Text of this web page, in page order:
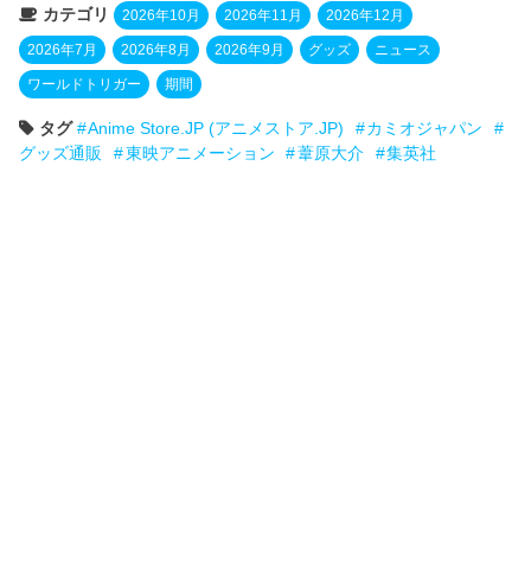
カテゴリ 2026年10月 2026年11月 2026年12月
2026年7月 2026年8月 2026年9月 グッズ ニュース
ワールドトリガー 期間
タグ Anime Store.JP (アニメストア.JP)
カミオジャパン
グッズ通販
東映アニメーション 葦原大介 集英社